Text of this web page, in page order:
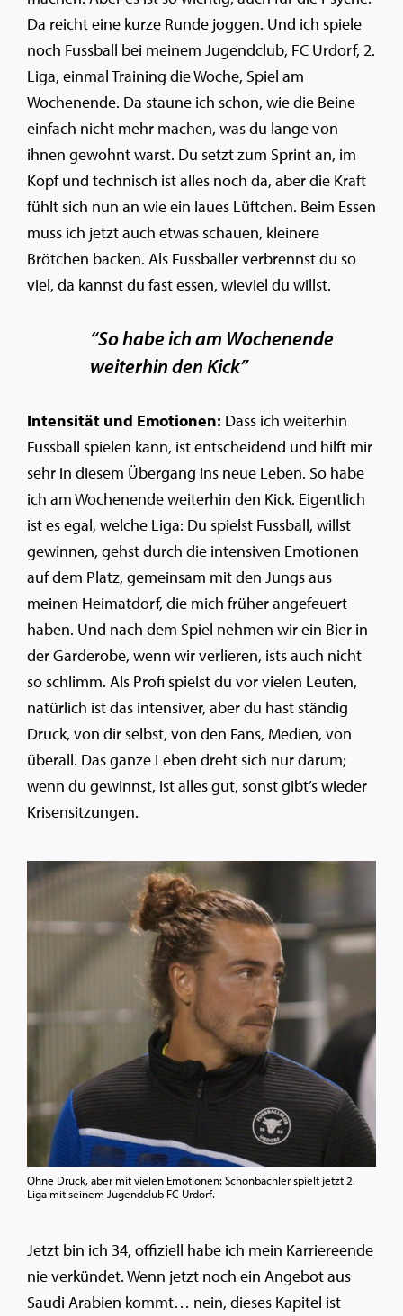
Da reicht eine kurze Runde joggen. Und ich spiele
noch Fussball bei meinem Jugendclub, FC Urdorf, 2.
Liga, einmal Training die Woche, Spiel am
Wochenende. Da staune ich schon, wie die Beine
einfach nicht mehr machen, was du lange von
ihnen gewohnt warst. Du setzt zum Sprint an, im
Kopf und technisch ist alles noch da, aber die Kraft
fühlt sich nun an wie ein laues Lüftchen. Beim Essen
muss ich jetzt auch etwas schauen, kleinere
Brötchen backen. Als Fussballer verbrennst du so
viel, da kannst du fast essen, wieviel du willst.
“So habe ich am Wochenende
weiterhin den Kick”
Intensität und Emotionen: Dass ich weiterhin
Fussball spielen kann, ist entscheidend und hilft mir
sehr in diesem Übergang ins neue Leben. So habe
ich am Wochenende weiterhin den Kick. Eigentlich
ist es egal, welche Liga: Du spielst Fussball, willst
gewinnen, gehst durch die intensiven Emotionen
auf dem Platz, gemeinsam mit den Jungs aus
meinen Heimatdorf, die mich früher angefeuert
haben. Und nach dem Spiel nehmen wir ein Bier in
der Garderobe, wenn wir verlieren, ists auch nicht
so schlimm. Als Profi spielst du vor vielen Leuten,
natürlich ist das intensiver, aber du hast ständig
Druck, von dir selbst, von den Fans, Medien, von
überall. Das ganze Leben dreht sich nur darum;
wenn du gewinnst, ist alles gut, sonst gibt’s wieder
Krisensitzungen.
Ohne Druck, aber mit vielen Emotionen: Schönbächler spielt jetzt 2.
Liga mit seinem Jugendclub FC Urdorf.
Jetzt bin ich 34, offiziell habe ich mein Karriereende
nie verkündet. Wenn jetzt noch ein Angebot aus
Saudi Arabien kommt… nein, dieses Kapitel ist